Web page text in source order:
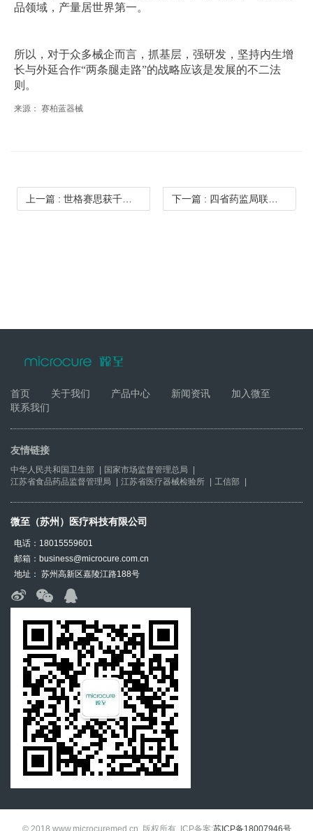
品领域，产量居世界第一。
所以，对于众多械企而言，抓基层，强研发，坚持内生增
长与外延合作“两条腿走路”的战略应该是发展的不二法
则。
来源： 赛柏蓝器械
上一篇 : 世格赛思获千万元级天使轮融资，进军微创医疗器械领域 下一篇 : 四省药监局联合发文 新医械联盟来了
首页 关于我们 产品中心 新闻资讯
加入微至
联系我们
友情链接
中华人民共和国卫生部 国家市场监督管理总局
江苏省食品药品监督管理局
江苏省医疗器械检验所 工信部
微至（苏州）医疗科技有限公司
电话：18015559601
邮箱：business@microcure.com.cn
地址： 苏州高新区嘉陵江路188号